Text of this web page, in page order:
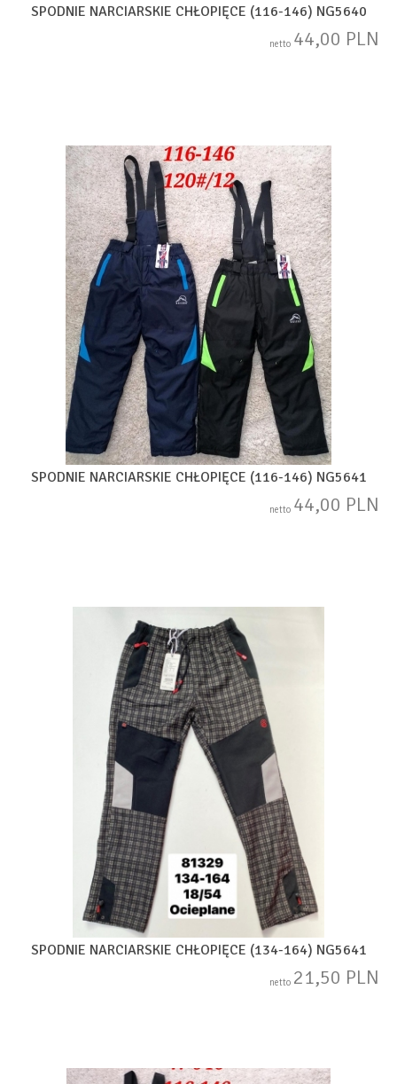
SPODNIE NARCIARSKIE CHŁOPIĘCE (116-146) NG5640
netto 44,00 PLN
SPODNIE NARCIARSKIE CHŁOPIĘCE (116-146) NG5641
netto 44,00 PLN
SPODNIE NARCIARSKIE CHŁOPIĘCE (134-164) NG5641
netto 21,50 PLN